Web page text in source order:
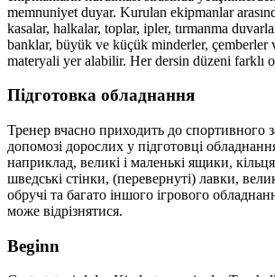
memnuniyet duyar. Kurulan ekipmanlar
kasalar, halkalar, toplar, ipler, tırmanma
banklar, büyük ve küçük minderler, çemberler
materyali yer alabilir. Her dersin düzeni farklı
Підготовка обладнання
Тренер вчасно приходить до спортивного
допомозі дорослих у підготовці
наприклад, великі і маленькі ящики,
шведські стінки, (перевернуті) лавки,
обручі та багато іншого ігрового
може відрізнятися.
Beginn